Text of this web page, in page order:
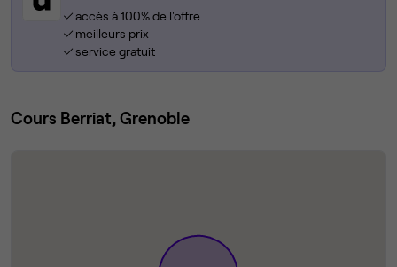
accès à 100% de l'offre
meilleurs prix
service gratuit
Cours Berriat, Grenoble